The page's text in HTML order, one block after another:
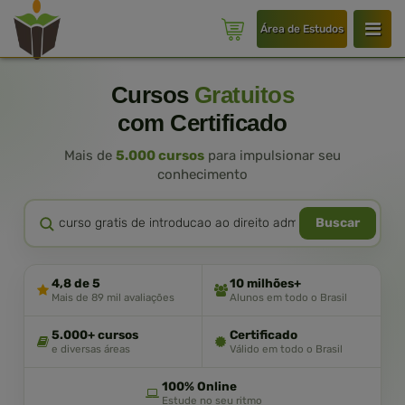
Área de Estudos
Cursos Gratuitos
com Certificado
Mais de 5.000 cursos para impulsionar seu
conhecimento
Buscar
4,8 de 5
Mais de 89 mil avaliações
10 milhões+
Alunos em todo o Brasil
5.000+ cursos
e diversas áreas
Certificado
Válido em todo o Brasil
100% Online
Estude no seu ritmo